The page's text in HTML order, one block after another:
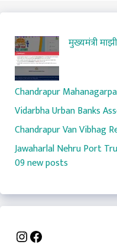
मुख्यमंत्री
Chandrapur
Vidarbha Urban Banks
Chandrapur Van Vibhag
Jawaharlal Nehru Port
09 new posts
Instagram
Facebook